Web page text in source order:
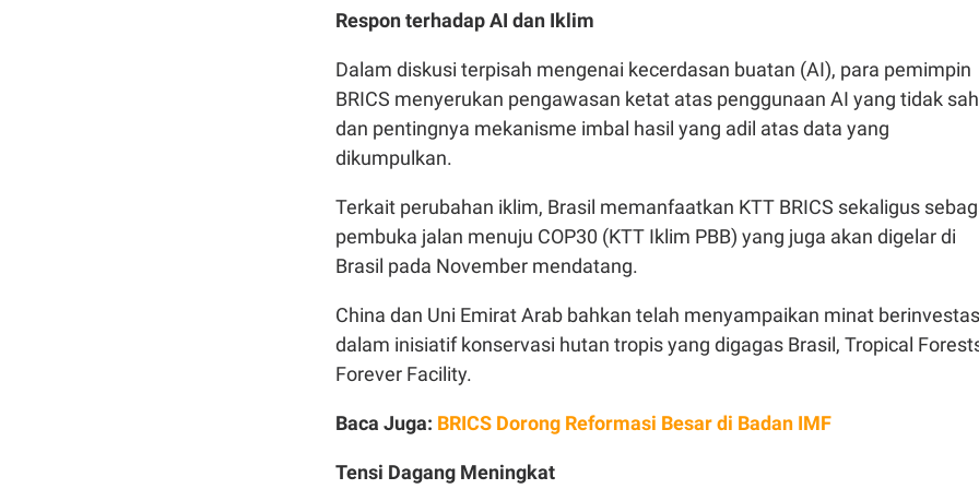
Respon terhadap AI dan Iklim
Dalam diskusi terpisah mengenai kecerdasan buatan (AI), para pemimpin
BRICS menyerukan pengawasan ketat atas penggunaan AI yang tidak sah
dan pentingnya mekanisme imbal hasil yang adil atas data yang
dikumpulkan.
Terkait perubahan iklim, Brasil memanfaatkan KTT BRICS sekaligus
pembuka jalan menuju COP30 (KTT Iklim PBB) yang juga akan digelar di
Brasil pada November mendatang.
China dan Uni Emirat Arab bahkan telah menyampaikan minat
dalam inisiatif konservasi hutan tropis yang digagas Brasil, Tropical
Forever Facility.
Baca Juga: BRICS Dorong Reformasi Besar di Badan IMF
Tensi Dagang Meningkat